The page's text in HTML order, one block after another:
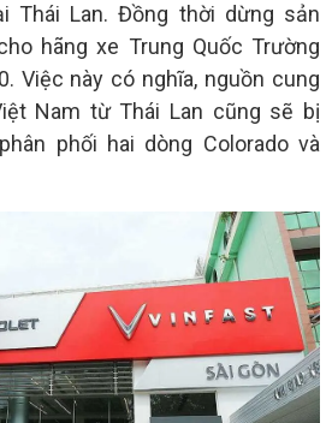
Thái Lan. Đồng thời dừng sản
hãng xe Trung Quốc Trường
Việc này có nghĩa, nguồn cung
Nam từ Thái Lan cũng sẽ bị
phối hai dòng Colorado và